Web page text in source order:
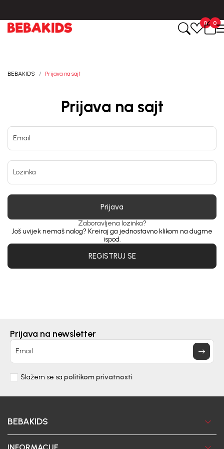
0 0
BEBAKIDS Prijava na sajt
Prijava na sajt
Email
Lozinka
Prijava
Zaboravljena lozinka?
Još uvijek nemaš nalog? Kreiraj ga jednostavno klikom na dugme
ispod.
REGISTRUJ SE
Prijava na newsletter
Email
Slažem se sa politikom privatnosti
BEBAKIDS